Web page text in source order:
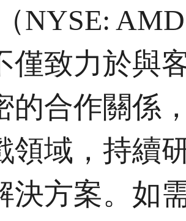
NYSE:
僅致力於與
的合作關係
領域，持續
決方案。如